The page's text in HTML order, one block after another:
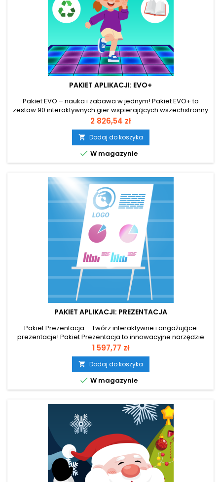
PAKIET APLIKACJI: EVO+
Pakiet EVO – nauka i zabawa w jednym! Pakiet EVO+ to
zestaw 90 interaktywnych gier wspierających wszechstronny
rozwój dzieci. Podzielony na trzy kategorie – edukację,
rozrywkę i rehabilitację – oferuje gry logiczne, sportowe i
zręcznościowe. Idealny do zabawy w grupie lub w parach,
łączy naukę z radością, rozwija motorykę i uczy przez
grywalizację....
Cena
2 826,54 zł
 Dodaj do koszyka
 W magazynie
PAKIET APLIKACJI: PREZENTACJA
Pakiet Prezentacja – Twórz interaktywne i angażujące
prezentacje! Pakiet Prezentacja to innowacyjne narzędzie
umożliwiające tworzenie wyjątkowych prezentacji w pełni
dostosowanych do potrzeb użytkownika. Pozwala dodawać
zdjęcia, filmy, animacje i elementy interaktywne, a także
sterować slajdami za pomocą ruchu, dzięki czemu
prezentacja staje się...
Cena
1 597,77 zł
 Dodaj do koszyka
 W magazynie